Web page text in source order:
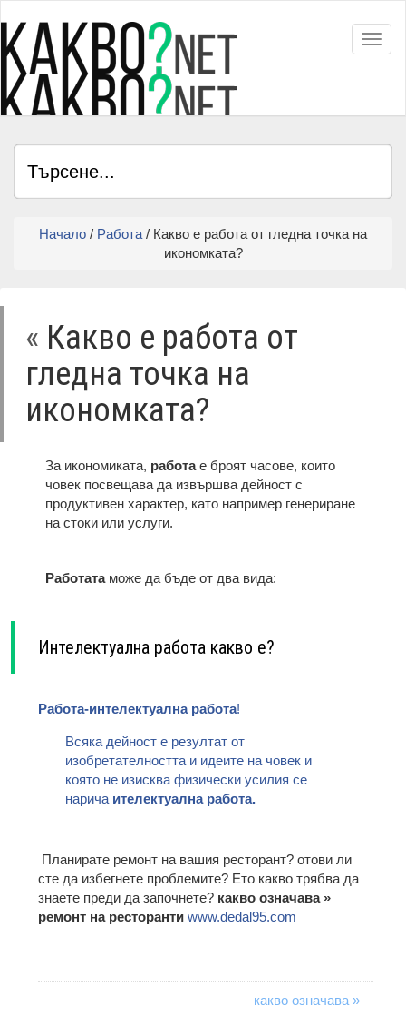
Начало / Работа / Какво е работа от гледна точка на
икономката?
« Какво е работа от
гледна точка на
икономката?
За икономиката, работае броят часове, които
човек посвещава да извършва дейност с
продуктивен характер, като например генериране
на стоки или услуги.
Работатаможе да бъде от два вида:
Интелектуална работа какво е?
Работа-интелектуална работа!
Всяка дейност е резултат от
изобретателността и идеите на човек и
която не изисква физически усилия се
нарича ителектуална работа.
Планирате ремонт на вашия ресторант? отови ли
сте да избегнете проблемите? Ето какво трябва да
знаете преди да започнете? какво означава »
ремонт на ресторанти www.dedal95.com
какво означава »